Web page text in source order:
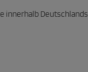
innerhalb Deutschlands